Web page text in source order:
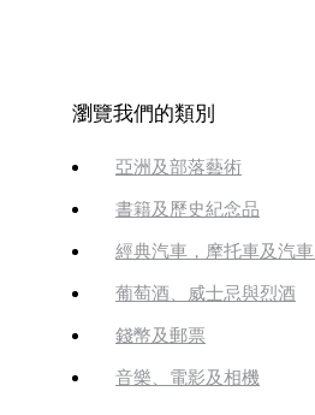
瀏覽我們的類別
亞洲及部落藝術
書籍及歷史紀念品
經典汽車，摩托車及汽
葡萄酒、威士忌與烈酒
錢幣及郵票
音樂、電影及相機